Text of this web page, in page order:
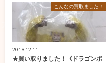
こんなの買取ました！
2019.12.11
★買い取りました！《ドラゴンボ